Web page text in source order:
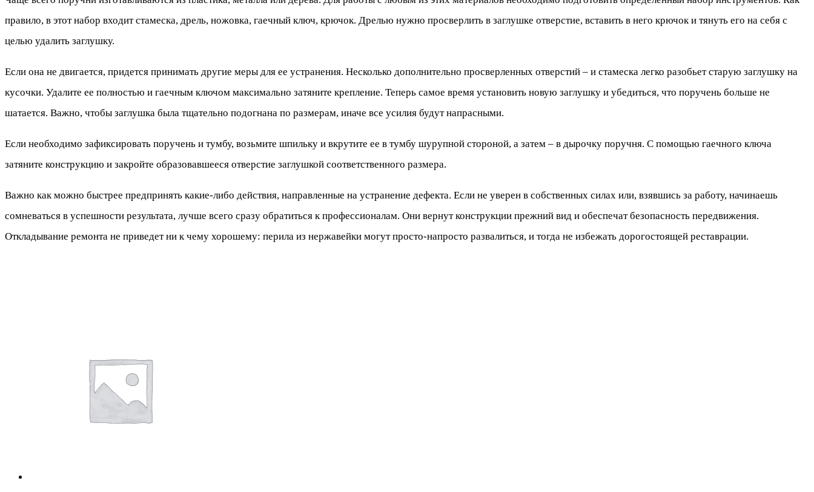
правило, в этот набор входит стамеска, дрель, ножовка, гаечный ключ, крючок. Дрелью нужно просверлить в заглушке отверстие, вставить в него крючок и тянуть его на себя с
целью удалить заглушку.
Если она не двигается, придется принимать другие меры для ее устранения. Несколько дополнительно просверленных отверстий – и стамеска легко разобьет старую заглушку на
кусочки. Удалите ее полностью и гаечным ключом максимально затяните крепление. Теперь самое время установить новую заглушку и убедиться, что поручень больше не
шатается. Важно, чтобы заглушка была тщательно подогнана по размерам, иначе все усилия будут напрасными.
Если необходимо зафиксировать поручень и тумбу, возьмите шпильку и вкрутите ее в тумбу шурупной стороной, а затем – в дырочку поручня. С помощью гаечного ключа
затяните конструкцию и закройте образовавшееся отверстие заглушкой соответственного размера.
Важно как можно быстрее предпринять какие-либо действия, направленные на устранение дефекта. Если не уверен в собственных силах или, взявшись за работу, начинаешь
сомневаться в успешности результата, лучше всего сразу обратиться к профессионалам. Они вернут конструкции прежний вид и обеспечат безопасность передвижения.
Откладывание ремонта не приведет ни к чему хорошему: перила из нержавейки могут просто-напросто развалиться, и тогда не избежать дорогостоящей реставрации.